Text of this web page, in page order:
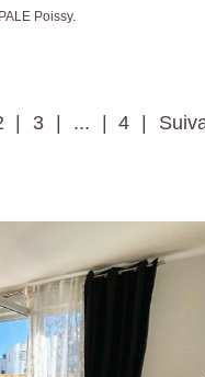
Poissy.
3 ... 4